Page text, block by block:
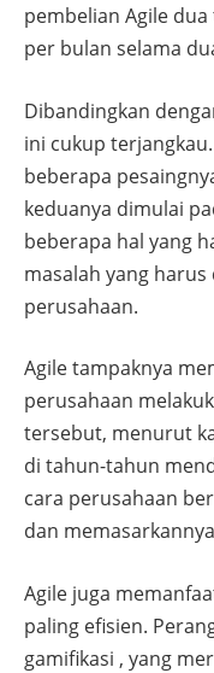
pembelian Agile
per bulan selama
Dibandingkan
ini cukup
beberapa
keduanya dimulai
beberapa hal yang
masalah yang harus
perusahaan.
Agile tampaknya
perusahaan
tersebut, menurut
di tahun-tahun
cara perusahaan
dan
Agile juga
paling efisien.
gamifikasi , yang